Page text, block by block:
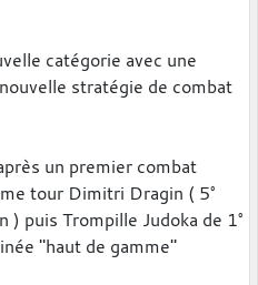
catégorie avec une
stratégie de combat
un premier combat
tour Dimitri Dragin ( 5°
) puis Trompille Judoka de 1°
"haut de gamme"